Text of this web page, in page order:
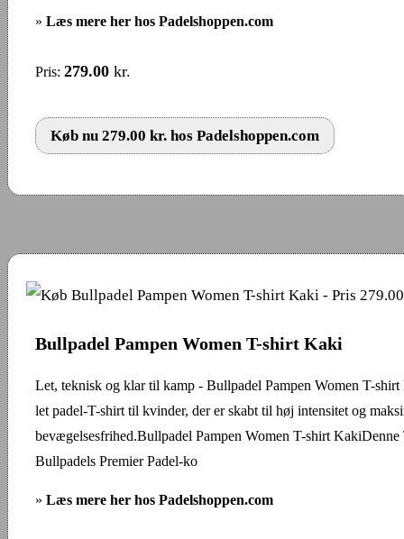
» Læs mere her hos Padelshoppen.com
Pris: 279.00 kr.
Køb nu 279.00 kr. hos Padelshoppen.com
Bullpadel Pampen Women T-shirt Kaki
Let, teknisk og klar til kamp - Bullpadel Pampen Women T-
let padel-T-shirt til kvinder, der er skabt til høj intensitet og
bevægelsesfrihed.Bullpadel Pampen Women T-shirt KakiDenne
Bullpadels Premier Padel-ko
» Læs mere her hos Padelshoppen.com